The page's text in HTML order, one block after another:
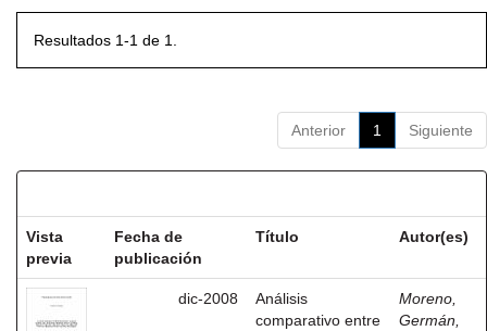
Resultados 1-1 de 1.
Anterior 1 Siguiente
Vista
previa
Fecha de
publicación
Título Autor(es)
dic-2008
Análisis
comparativo entre
Moreno,
Germán,